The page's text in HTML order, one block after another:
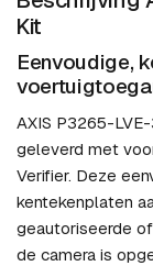
Kit
Eenvoudige,
AXIS P3265-
geleverd met
Verifier. Deze
kentekenplaten
geautoriseerde
de camera is